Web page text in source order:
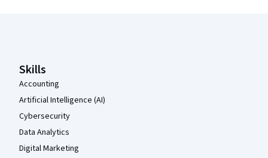
Skills
Accounting
Artificial Intelligence (AI)
Cybersecurity
Data Analytics
Digital Marketing